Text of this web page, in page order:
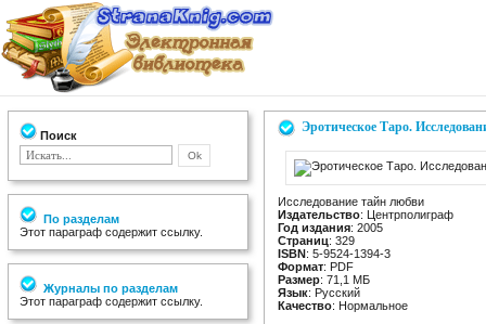
Поиск
По разделам
Этот параграф содержит ссылку.
Журналы по разделам
Этот параграф содержит ссылку.
Эротическое Таро.
Исследование тайн любви
Издательство: Центрполиграф
Год издания: 2005
Страниц: 329
ISBN: 5-9524-1394-3
Формат: PDF
Размер: 71,1 МБ
Язык: Русский
Качество: Нормальное